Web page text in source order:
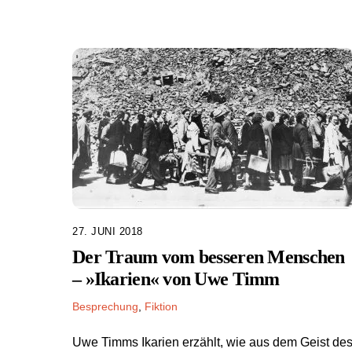
27. JUNI 2018
Der Traum vom besseren Menschen
– »Ikarien« von Uwe Timm
Besprechung Fiktion
Uwe Timms Ikarien erzählt, wie aus dem Geist des